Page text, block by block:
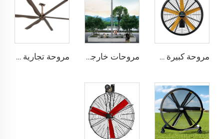
مروحة كبيرة سرعة عالية قابلة للتركيب على الجدار بأحجام 0.9 متر و1.2 متر للمصانع والتجارة مروحات خارجية كبيرة مقاس 10 أقدام و12 قدمًا و16 قدمًا و24 قدمًا بجهد 220 فولت بمحرك PMSM مروحة تجارية كبيرة قياس 12 قدم تعمل بالدفع المباشر لمدارس والمطاعم